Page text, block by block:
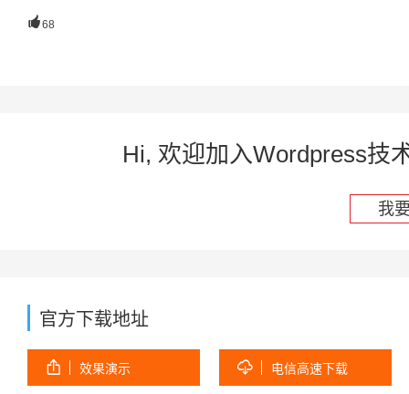
68
Hi, 欢迎加入Wordpress技
我
官方下载地址
 效果演示  电信高速下载